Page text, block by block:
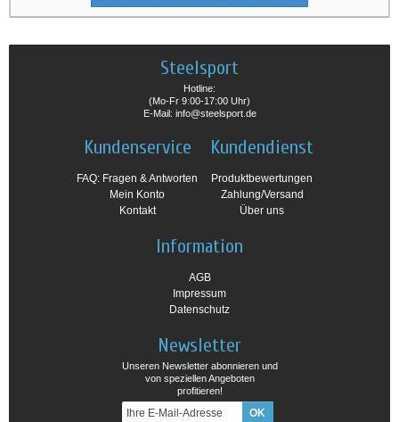
Steelsport
Hotline:
(Mo-Fr 9:00-17:00 Uhr)
E-Mail: info@steelsport.de
Kundenservice
FAQ: Fragen & Antworten
Mein Konto
Kontakt
Kundendienst
Produktbewertungen
Zahlung/Versand
Über uns
Information
AGB
Impressum
Datenschutz
Newsletter
Unseren Newsletter abonnieren und
von speziellen Angeboten
profitieren!